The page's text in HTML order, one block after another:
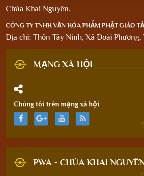
Chùa Khai Nguyên.
CÔNG TY TNHH VĂN HÓA PHẨM PHẬT GIÁO
Địa chỉ: Thôn Tây Ninh, Xã Đoài Phương,
MẠNG XÃ HỘI
Chúng tôi trên mạng xã hội
PWA - CHÙA KHAI